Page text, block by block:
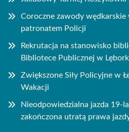
Coroczne zawody wędkarskie
patronatem Policji
Rekrutacja na stanowisko
Bibliotece Publicznej w
Zwiększone Siły Policyjne w
Wakacji
Nieodpowiedzialna jazda 19-
zakończona utratą prawa